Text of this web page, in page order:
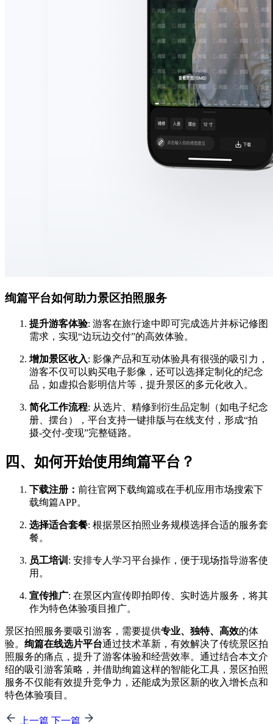
绚篇平台如何助力景区拍照服务
提升游客体验: 游客在旅行途中即可完成选片并标记修图
需求，实现“边玩边交付”的高效体验。
增加景区收入: 影像产品和互动体验具有很强的吸引力，
游客不仅可以购买电子影像，还可以选择定制化的纪念
品，如虚拟合影明信片等，提升景区的多元化收入。
简化工作流程: 从选片、精修到衍生品定制（如电子纪念
册、摆台），平台支持一键排版与在线支付，形成“拍
摄-交付-变现”完整链路。
四、如何开始使用绚篇平台？
下载注册： 前往官网下载绚篇或在手机应用市场搜索下
载绚篇APP。
选择适合套餐: 根据景区拍照业务规模选择合适的服务套
餐。
员工培训 : 安排专人学习平台操作，便于现场指导游客使
用。
宣传推广: 在景区内宣传即拍即传、实时选片服务，将其
作为特色体验项目推广。
景区拍照服务要吸引游客，需要提供专业、独特、高效的体
验。 绚篇在线选片平台通过技术革新，有效解决了传统景区拍
照服务的痛点，提升了游客体验和经营效率。通过结合本文介
绍的吸引游客策略，并借助绚篇这样的智能化工具，景区拍照
服务不仅能有效提升竞争力，还能成为景区新的收入增长点和
特色体验项目。
上一篇 下一篇